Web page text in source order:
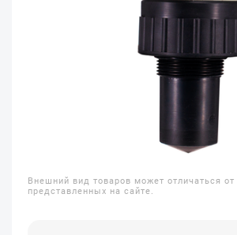
Внешний вид товаров может отличаться
представленных на сайте.